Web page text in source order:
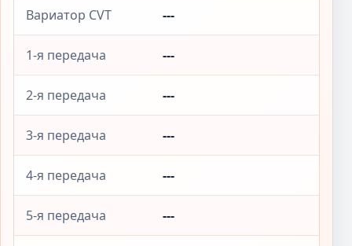
Вариатор CVT ---
1-я передача ---
2-я передача ---
3-я передача ---
4-я передача ---
5-я передача ---